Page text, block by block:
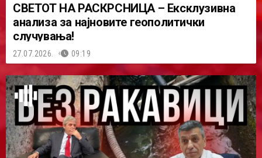
СВЕТОТ НА РАСКРСНИЦА – Ексклузивна
анализа за најновите геополитички
случувања!
27.07.2026. 09:19